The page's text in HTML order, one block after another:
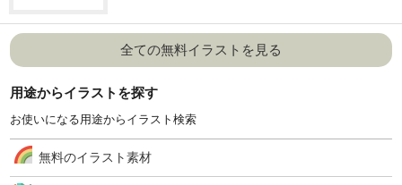
全ての無料イラストを見る
用途からイラストを探す
お使いになる用途からイラスト検索
無料のイラスト素材